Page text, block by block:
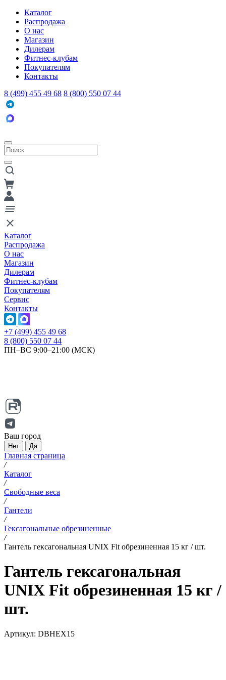
Каталог
Распродажа
О нас
Магазин
Дилерам
Фитнес-клубам
Покупателям
Контакты
8 (499) 455 49 68 8 (800) 550 07 44
Каталог
Распродажа
О нас
Магазин
Дилерам
Фитнес-клубам
Покупателям
Сервис
Контакты
+7 (499) 455 49 68
8 (800) 550 07 44
ПН–ВС 9:00–21:00 (МСК)
Ваш город
Нет Да
Главная страница
/
Каталог
/
Свободные веса
/
Гантели
/
Гексагональные обрезиненные
/
Гантель гексагональная UNIX Fit обрезиненная 15 кг / шт.
Гантель гексагональная
UNIX Fit обрезиненная 15 кг /
шт.
Артикул: DBHEX15